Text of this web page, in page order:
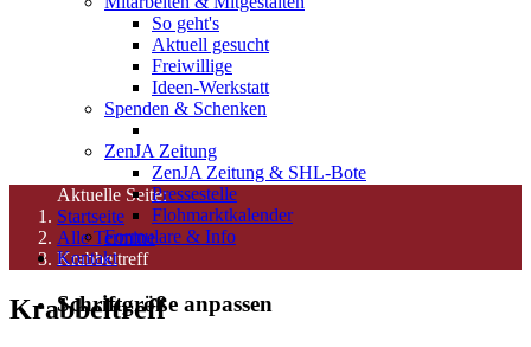
So geht's
Aktuell gesucht
Freiwillige
Ideen-Werkstatt
Spenden & Schenken
ZenJA Zeitung
ZenJA Zeitung & SHL-Bote
Pressestelle
Flohmarktkalender
Formulare & Info
Kontakt
Schriftgröße anpassen
Aktuelle Seite:
Startseite
Alle Termine
Krabbeltreff
Krabbeltreff